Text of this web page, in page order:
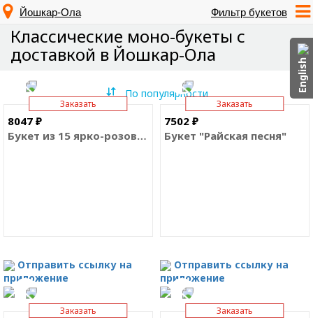
Фильтр букетов
Йошкар-Ола
Классические моно-букеты с
доставкой в Йошкар-Ола
По популярности
Заказать
7502 ₽
Букет "Райская песня"
Отправить ссылку на
приложение
Заказать
8047 ₽
Букет из 15 ярко-розовых роз Премиум Эквадор
Отправить ссылку на
приложение
Заказать
Заказать
English